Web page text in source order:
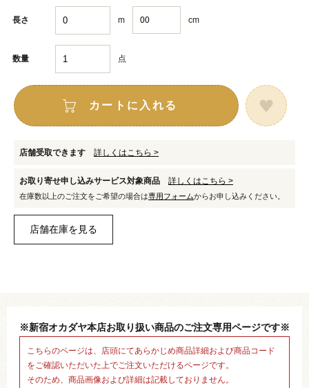
長さ m cm
数量 点
カートに入れる
店舗受取できます 詳しくはこちら >
お取り寄せ申し込みサービス対象商品 詳しくはこちら >
在庫数以上のご注文をご希望の場合は専用フォームからお申し込みください。
※新宿オカダヤ本店お取り扱い商品のご注文専用ページです※
こちらのページは、店頭にてあらかじめ商品詳細および商品コード
をご確認いただいた上でご注文いただけるページです。
そのため、商品画像および詳細は記載しておりません。